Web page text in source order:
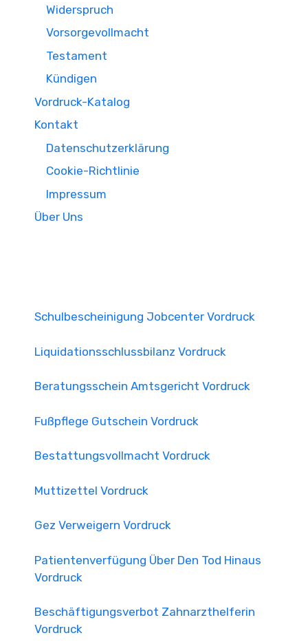
Widerspruch
Vorsorgevollmacht
Testament
Kündigen
Vordruck-Katalog
Kontakt
Datenschutzerklärung
Cookie-Richtlinie
Impressum
Über Uns
Schulbescheinigung Jobcenter Vordruck
Liquidationsschlussbilanz Vordruck
Beratungsschein Amtsgericht Vordruck
Fußpflege Gutschein Vordruck
Bestattungsvollmacht Vordruck
Muttizettel Vordruck
Gez Verweigern Vordruck
Patientenverfügung Über Den Tod Hinaus
Vordruck
Beschäftigungsverbot Zahnarzthelferin
Vordruck